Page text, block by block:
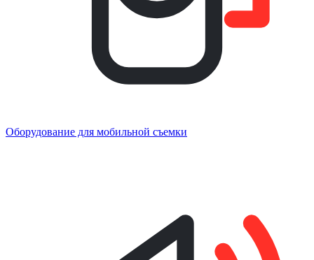
Оборудование для мобильной съемки